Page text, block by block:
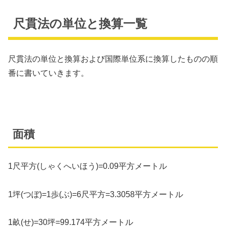
尺貫法の単位と換算一覧
尺貫法の単位と換算および国際単位系に換算したものの順
番に書いていきます。
面積
1尺平方(しゃくへいほう)=0.09平方メートル
1坪(つぼ)=1歩(ぶ)=6尺平方=3.3058平方メートル
1畝(せ)=30坪=99.174平方メートル